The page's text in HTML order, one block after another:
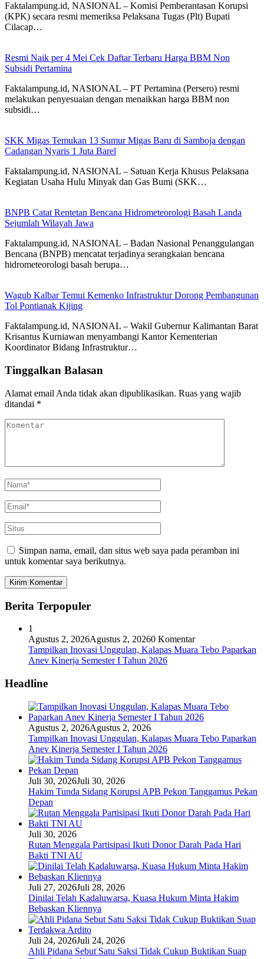
Faktalampung.id, NASIONAL – Komisi Pemberantasan Korupsi
(KPK) secara resmi memeriksa Pelaksana Tugas (Plt) Bupati
Cilacap…
Resmi Naik per 4 Mei Cek Daftar Terbaru Harga BBM Non
Subsidi Pertamina
Faktalampung.id, NASIONAL – PT Pertamina (Persero) resmi
melakukan penyesuaian dengan menaikkan harga BBM non
subsidi…
SKK Migas Temukan 13 Sumur Migas Baru di Samboja dengan
Cadangan Nyaris 1 Juta Barel
Faktalampung.id, NASIONAL – Satuan Kerja Khusus Pelaksana
Kegiatan Usaha Hulu Minyak dan Gas Bumi (SKK…
BNPB Catat Rentetan Bencana Hidrometeorologi Basah Landa
Sejumlah Wilayah Jawa
Faktalampung.id, NASIONAL – Badan Nasional Penanggulangan
Bencana (BNPB) mencatat terjadinya serangkaian bencana
hidrometeorologi basah berupa…
Wagub Kalbar Temui Kemenko Infrastruktur Dorong Pembangunan
Tol Pontianak Kijing
Faktalampung.id, NASIONAL – Wakil Gubernur Kalimantan Barat
Krisantus Kurniawan menyambangi Kantor Kementerian
Koordinator Bidang Infrastruktur…
Tinggalkan Balasan
Alamat email Anda tidak akan dipublikasikan. Ruas yang wajib
ditandai *
Simpan nama, email, dan situs web saya pada peramban ini
untuk komentar saya berikutnya.
Berita Terpopuler
1
Agustus 2, 2026Agustus 2, 20260 Komentar
Tampilkan Inovasi Unggulan, Kalapas Muara Tebo Paparkan
Anev Kinerja Semester I Tahun 2026
Headline
Agustus 2, 2026Agustus 2, 2026
Tampilkan Inovasi Unggulan, Kalapas Muara Tebo Paparkan
Anev Kinerja Semester I Tahun 2026
Juli 30, 2026Juli 30, 2026
Hakim Tunda Sidang Korupsi APB Pekon Tanggamus Pekan
Depan
Juli 30, 2026
Rutan Menggala Partisipasi Ikuti Donor Darah Pada Hari
Bakti TNI AU
Juli 27, 2026Juli 28, 2026
Dinilai Telah Kadaluwarsa, Kuasa Hukum Minta Hakim
Bebaskan Kliennya
Juli 24, 2026Juli 24, 2026
Ahli Pidana Sebut Satu Saksi Tidak Cukup Buktikan Suap